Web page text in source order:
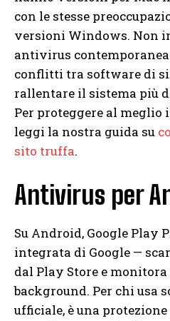
con le stesse
versioni Windows. Non
antivirus
conflitti tra software di
rallentare il sistema più
Per proteggere al meglio
leggi la nostra guida su
sito truffa.
Antivirus per
Su Android, Google Play
integrata di Google —
dal Play Store e
background. Per chi usa
ufficiale, è una